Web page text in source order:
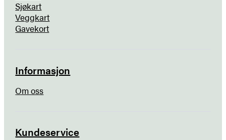
Sjøkart
Veggkart
Gavekort
Informasjon
Om oss
Kundeservice